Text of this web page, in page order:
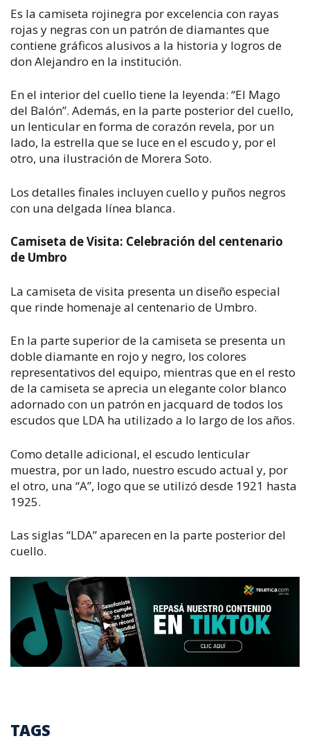
Es la camiseta rojinegra por excelencia con rayas
rojas y negras con un patrón de diamantes que
contiene gráficos alusivos a la historia y logros de
don Alejandro en la institución.
En el interior del cuello tiene la leyenda: “El Mago
del Balón”. Además, en la parte posterior del cuello,
un lenticular en forma de corazón revela, por un
lado, la estrella que se luce en el escudo y, por el
otro, una ilustración de Morera Soto.
Los detalles finales incluyen cuello y puños negros
con una delgada línea blanca.
Camiseta de Visita: Celebración del centenario
de Umbro
La camiseta de visita presenta un diseño especial
que rinde homenaje al centenario de Umbro.
En la parte superior de la camiseta se presenta un
doble diamante en rojo y negro, los colores
representativos del equipo, mientras que en el resto
de la camiseta se aprecia un elegante color blanco
adornado con un patrón en jacquard de todos los
escudos que LDA ha utilizado a lo largo de los años.
Como detalle adicional, el escudo lenticular
muestra, por un lado, nuestro escudo actual y, por
el otro, una “A”, logo que se utilizó desde 1921 hasta
1925.
Las siglas “LDA” aparecen en la parte posterior del
cuello.
TAGS